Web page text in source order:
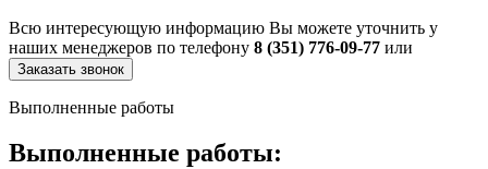
Всю интересующую информацию Вы можете уточнить у
наших менеджеров по телефону 8 (351) 776-09-77 или
Заказать звонок
Выполненные работы
Выполненные работы: